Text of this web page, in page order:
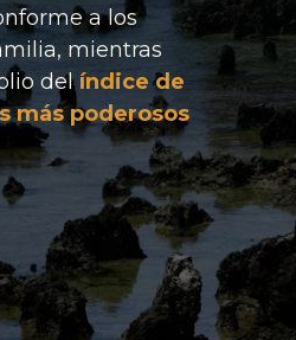
a los
mientras
delíndice de
más poderosos